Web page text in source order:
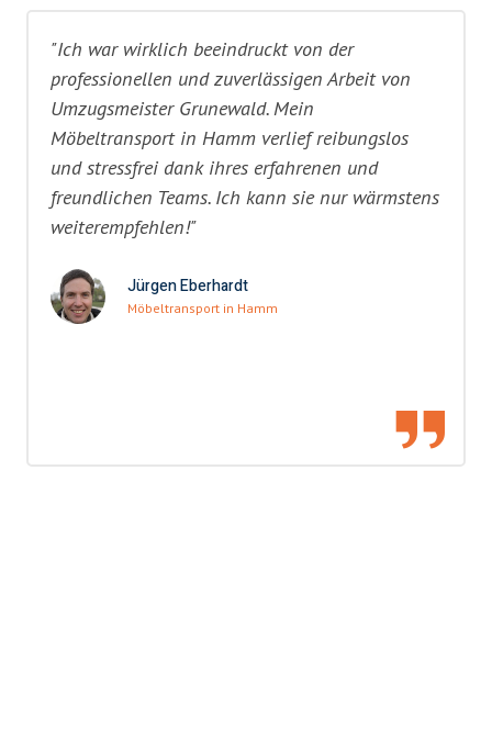
"Ich war wirklich beeindruckt von der
professionellen und zuverlässigen Arbeit von
Umzugsmeister Grunewald. Mein
Möbeltransport in Hamm verlief reibungslos
und stressfrei dank ihres erfahrenen und
freundlichen Teams. Ich kann sie nur wärmstens
weiterempfehlen!"
Jürgen Eberhardt
Möbeltransport in Hamm